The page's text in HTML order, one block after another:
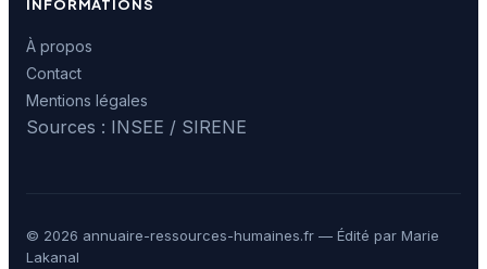
INFORMATIONS
À propos
Contact
Mentions légales
Sources : INSEE / SIRENE
© 2026 annuaire-ressources-humaines.fr — Édité par Marie
Lakanal